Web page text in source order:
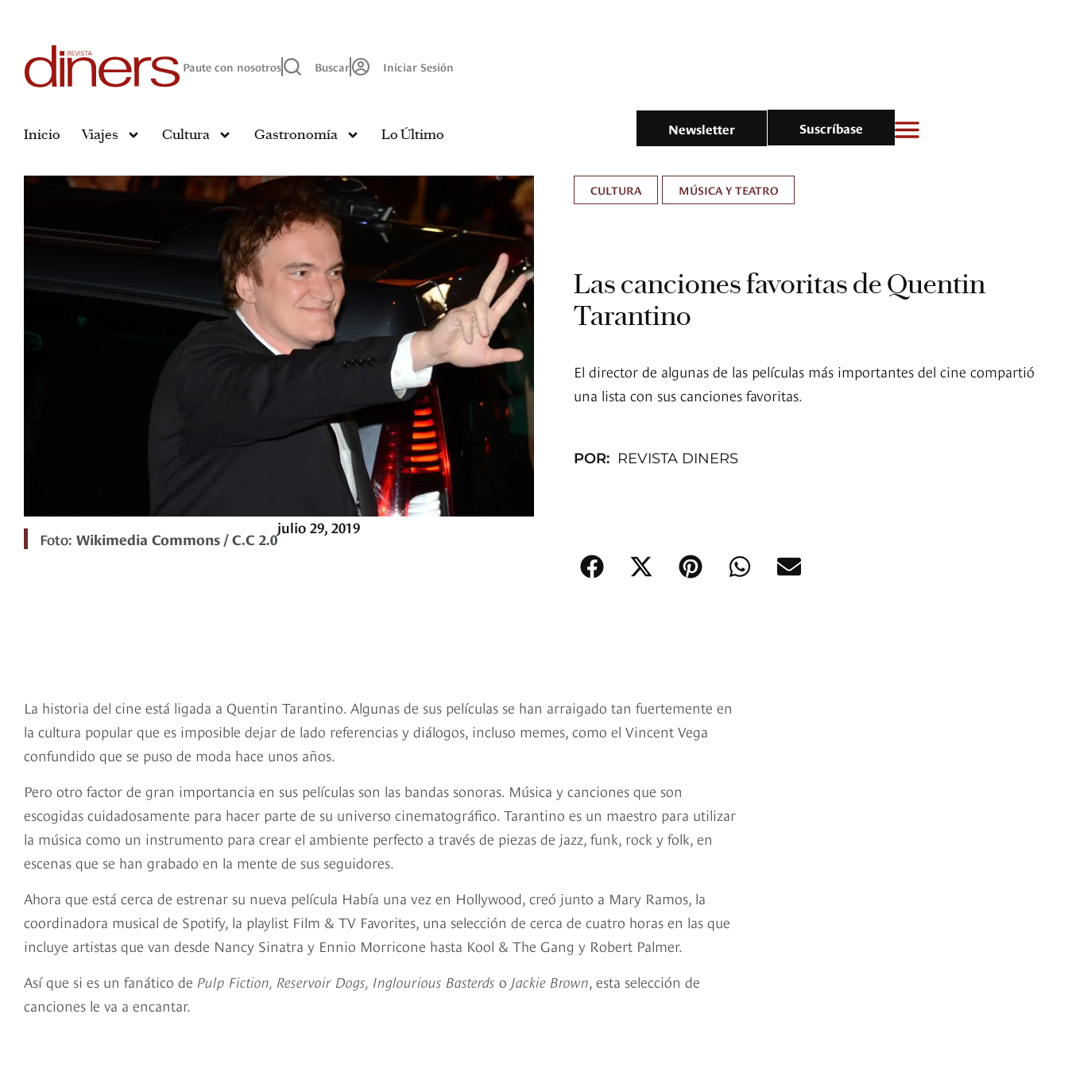
Paute con nosotros Buscar Iniciar Sesión
Inicio Viajes Cultura Gastronomía Lo Último Newsletter Suscríbase
Foto: Wikimedia Commons / C.C 2.0
julio 29, 2019
CULTURA MÚSICA Y TEATRO
Las canciones favoritas de Quentin
Tarantino
El director de algunas de las películas más importantes del cine compartió
una lista con sus canciones favoritas.
POR: REVISTA DINERS
La historia del cine está ligada a Quentin Tarantino. Algunas de sus películas se han arraigado tan fuertemente en
la cultura popular que es imposible dejar de lado referencias y diálogos, incluso memes, como el Vincent Vega
confundido que se puso de moda hace unos años.
Pero otro factor de gran importancia en sus películas son las bandas sonoras. Música y canciones que son
escogidas cuidadosamente para hacer parte de su universo cinematográfico. Tarantino es un maestro para utilizar
la música como un instrumento para crear el ambiente perfecto a través de piezas de jazz, funk, rock y folk, en
escenas que se han grabado en la mente de sus seguidores.
Ahora que está cerca de estrenar su nueva película Había una vez en Hollywood, creó junto a Mary Ramos, la
coordinadora musical de Spotify, la playlist Film & TV Favorites, una selección de cerca de cuatro horas en las que
incluye artistas que van desde Nancy Sinatra y Ennio Morricone hasta Kool & The Gang y Robert Palmer.
Así que si es un fanático de Pulp Fiction, Reservoir Dogs, Inglourious Basterds o Jackie Brown, esta selección de
canciones le va a encantar.